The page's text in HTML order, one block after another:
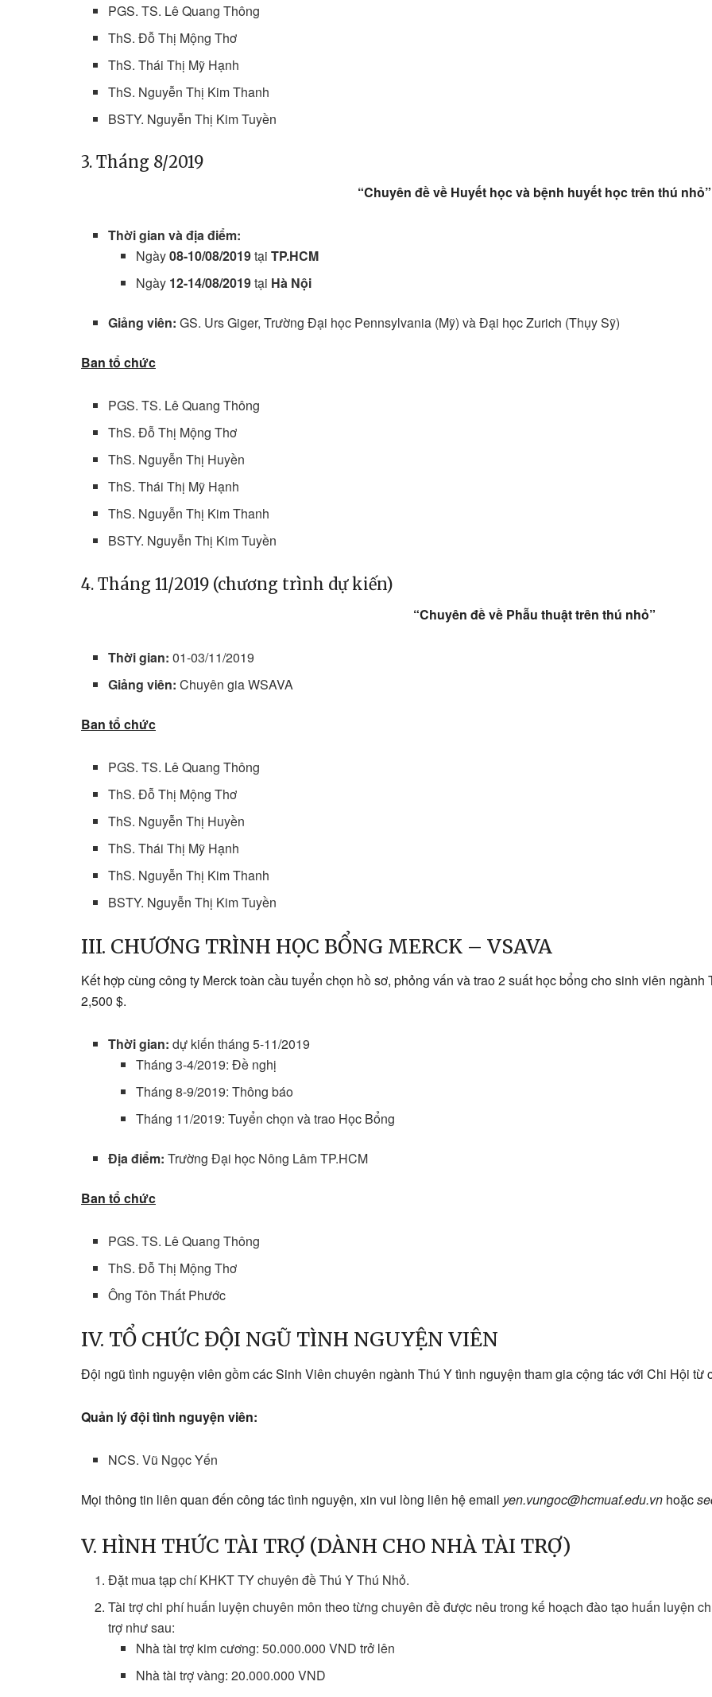
PGS. TS. Lê Quang Thông
ThS. Đỗ Thị Mộng Thơ
ThS. Thái Thị Mỹ Hạnh
ThS. Nguyễn Thị Kim Thanh
BSTY. Nguyễn Thị Kim Tuyền
3. Tháng 8/2019
“Chuyên đề về Huyết học và bệnh huyết học trên thú nhỏ”
Thời gian và địa điểm:
Ngày08-10/08/2019tại TP.HCM
Ngày 12-14/08/2019tại Hà Nội
Giảng viên: GS. Urs Giger, Trường Đại học Pennsylvania (Mỹ) và Đại học Zurich (Thụy Sỹ)
Ban tổ chức
PGS. TS. Lê Quang Thông
ThS. Đỗ Thị Mộng Thơ
ThS. Nguyễn Thị Huyền
ThS. Thái Thị Mỹ Hạnh
ThS. Nguyễn Thị Kim Thanh
BSTY. Nguyễn Thị Kim Tuyền
4. Tháng 11/2019 (chương trình dự kiến)
“Chuyên đề về Phẫu thuật trên thú nhỏ”
Thời gian: 01-03/11/2019
Giảng viên: Chuyên gia WSAVA
Ban tổ chức
PGS. TS. Lê Quang Thông
ThS. Đỗ Thị Mộng Thơ
ThS. Nguyễn Thị Huyền
ThS. Thái Thị Mỹ Hạnh
ThS. Nguyễn Thị Kim Thanh
BSTY. Nguyễn Thị Kim Tuyền
III. CHƯƠNG TRÌNH HỌC BỔNG MERCK – VSAVA
Kết hợp cùng công ty Merck toàn cầu tuyển chọn hồ sơ, phỏng vấn và trao 2 suất học bổng cho sinh viên
2,500 $.
Thời gian: dự kiến tháng 5-11/2019
Tháng 3-4/2019: Đề nghị
Tháng 8-9/2019: Thông báo
Tháng 11/2019: Tuyển chọn và trao Học Bổng
Địa điểm: Trường Đại học Nông Lâm TP.HCM
Ban tổ chức
PGS. TS. Lê Quang Thông
ThS. Đỗ Thị Mộng Thơ
Ông Tôn Thất Phước
IV. TỔ CHỨC ĐỘI NGŨ TÌNH NGUYỆN VIÊN
Đội ngũ tình nguyện viên gồm các Sinh Viên chuyên ngành Thú Y tình nguyện tham gia cộng tác với Chi Hội
Quản lý đội tình nguyện viên:
NCS. Vũ Ngọc Yến
Mọi thông tin liên quan đến công tác tình nguyện, xin vui lòng liên hệ email yen.vungoc@hcmuaf.edu.vn hoặc
V. HÌNH THỨC TÀI TRỢ (DÀNH CHO NHÀ TÀI TRỢ)
Đặt mua tạp chí KHKT TY chuyên đề Thú Y Thú Nhỏ.
Tài trợ chi phí huấn luyện chuyên môn theo từng chuyên đề được nêu trong kế hoạch đào tạo huấn luyện
trợ như sau:
Nhà tài trợ kim cương: 50.000.000 VND trở lên
Nhà tài trợ vàng: 20.000.000 VND